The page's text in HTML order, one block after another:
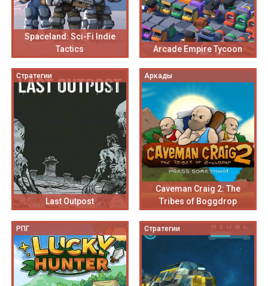
Spaceland: Sci-Fi Indie
Tactics
Arcade Empire Tycoon
Стратегии
Last Outpost
Аркады
Caveman Craig 2: The
Tribes of Boggdrop
РПГ Стратегии